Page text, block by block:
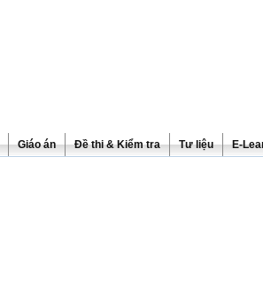
Giáo án Đề thi & Kiểm tra Tư liệu E-